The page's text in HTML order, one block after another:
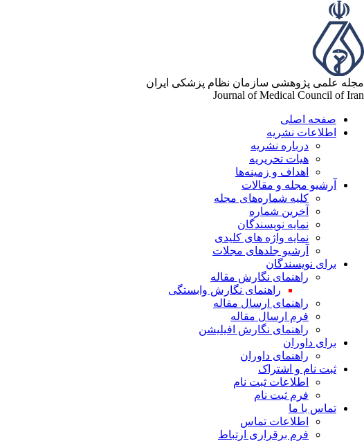
مجله علمی پژوهشی سازمان نظام پزشکی ایران
Journal of Medical Council of Iran
صفحه اصلی
اطلاعات نشریه
درباره نشریه
هیات تحریریه
اهداف و زمینه‌ها
آرشیو مجله و مقالات
کلیه شماره‌های مجله
آخرین شماره
نمایه نویسندگان
نمایه واژه های کلیدی
آرشیو جلدهای مجلات
برای نویسندگان
راهنمای نگارش مقاله
راهنمای نگارش وابستگی
راهنمای ارسال مقاله
فرم ارسال مقاله
راهنمای نگارش افیلیشن
برای داوران
راهنمای داوران
ثبت نام و اشتراک
اطلاعات ثبت نام
فرم ثبت نام
تماس با ما
اطلاعات تماس
فرم برقراری ارتباط